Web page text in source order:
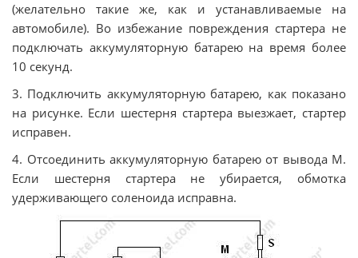
(желательно такие же, как и устанавливаемые на
автомобиле). Во избежание повреждения стартера не
подключать аккумуляторную батарею на время более
10 секунд.
3. Подключить аккумуляторную батарею, как показано
на рисунке. Если шестерня стартера выезжает, стартер
исправен.
4. Отсоединить аккумуляторную батарею от вывода М.
Если шестерня стартера не убирается, обмотка
удерживающего соленоида исправна.